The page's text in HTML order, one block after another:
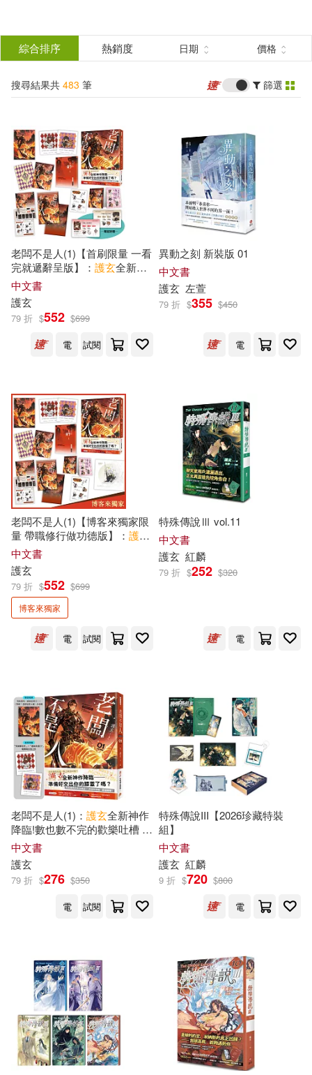
結
篩
選
分類 (單選)
所有商品(483) 圖書(375)
影音(2) 家居生活(1)
3C(1) 婦幼生活(2)
鞋包配件(4)
展開
作者 (可複選)
護玄(458) 紅麟(37)
AkRU(4)
侯沖整理(1) 朴雪雅(1)
梁昇玄(1) 沙門玄鑒集(1)
玄敏，毛凌莉，武麗麗，王守葉，
季娜（主編）(1)
玄桂英，趙文高，劉皓，陳浩，孫
秀敏，付秀閣（主編）(1)
王艷秋，玄春艷，孫健，冀艷佳，
王麗新（主編）(1)
蔡羽玄(1)
金旻松(1) 鍾宗憲‧蕭淑芳(1)
展開
出版社 (可複選)
蓋亞(362) 原動力文化(50)
威向(46) 平裝本(6)
CBETA 財團法人佛教電子佛典基金
會(1)
世界圖書出版公司北京公司(1)
元照出版(1)
江西教育出版社(1) 禾馬(1)
科學出版社(1) 稻田(1)
雲南科技出版社(1) 青林(1)
展開
配送方式 (可複選)
可超商取貨(370)
可港澳店取(353)
可新加坡店取(353)
可菲律賓店取(353)
上市日期
一個月內上市新品(13)
電子書 (可複選)
適合手機平板閱讀(85)
綜合排序 熱銷度 日期 價格
搜尋結果共 483 筆 篩選
老闆不是人(1)【首刷限量 一看
完就遞辭呈版】： 護玄全新神
作降臨!數也數不完的歡樂吐槽
× 熱血戰鬥!
中文書
護玄
79 折 $552 $699
電
試閱
異動之刻 新裝版 01
中文書
護玄 左萱
79 折 $355 $450
電
老闆不是人(1)【博客來獨家限
量 帶職修行做功德版】： 護玄
全新神作降臨!數也數不完的歡
樂吐槽 × 熱血戰鬥!
中文書
護玄
79 折 $552 $699
博客來獨家
電 試閱
特殊傳說Ⅲ vol.11
中文書
護玄 紅麟
79 折 $252 $320
電
老闆不是人(1)： 護玄全新神作
降臨!數也數不完的歡樂吐槽 ×
熱血戰鬥!
中文書
護玄
79 折 $276 $350
電
試閱
特殊傳說III【2026珍藏特裝
組】
中文書
護玄 紅麟
9 折 $720 $800
電